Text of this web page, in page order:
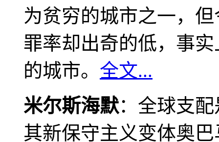
为贫穷的城市之一，
罪率却出奇的低，事
的城市。 全文...
米尔斯海默：全球支
其新保守主义变体奥